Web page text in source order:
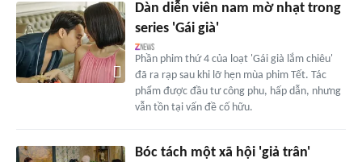
Dàn diễn viên nam mờ nhạt trong
series 'Gái già'
Phần phim thứ 4 của loạt 'Gái già lắm chiêu'
đã ra rạp sau khi lỡ hẹn mùa phim Tết. Tác
phẩm được đầu tư công phu, hấp dẫn, nhưng
vẫn tồn tại vấn đề cố hữu.
Bóc tách một xã hội 'giả trân'